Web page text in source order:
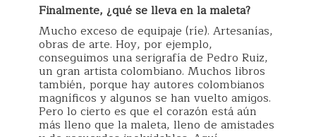
Finalmente, ¿qué se lleva en la maleta?
Mucho exceso de equipaje (ríe). Artesanías,
obras de arte. Hoy, por ejemplo,
conseguimos una serigrafía de Pedro Ruiz,
un gran artista colombiano. Muchos libros
también, porque hay autores colombianos
magníficos y algunos se han vuelto amigos.
Pero lo cierto es que el corazón está aún
más lleno que la maleta, lleno de amistades